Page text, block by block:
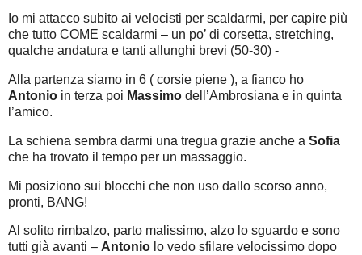
Io mi attacco subito ai velocisti per scaldarmi, per capire più
che tutto COME scaldarmi – un po’ di corsetta, stretching,
qualche andatura e tanti allunghi brevi (50-30) -
Alla partenza siamo in 6 ( corsie piene ), a fianco ho
Antonio in terza poi Massimo dell’Ambrosiana e in quinta
l’amico.
La schiena sembra darmi una tregua grazie anche a Sofia
che ha trovato il tempo per un massaggio.
Mi posiziono sui blocchi che non uso dallo scorso anno,
pronti, BANG!
Al solito rimbalzo, parto malissimo, alzo lo sguardo e sono
tutti già avanti – Antonio lo vedo sfilare velocissimo dopo